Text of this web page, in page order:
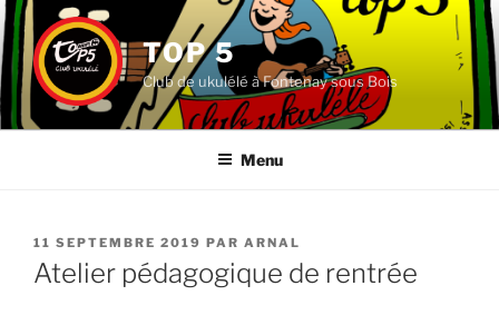
Aller
au
contenu
principal
TOP 5
Club de ukulélé à Fontenay sous Bois
Menu
PUBLIÉ
LE
11 SEPTEMBRE 2019 PAR ARNAL
Atelier pédagogique de rentrée